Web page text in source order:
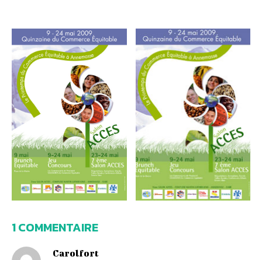
1 COMMENTAIRE
Carolfort